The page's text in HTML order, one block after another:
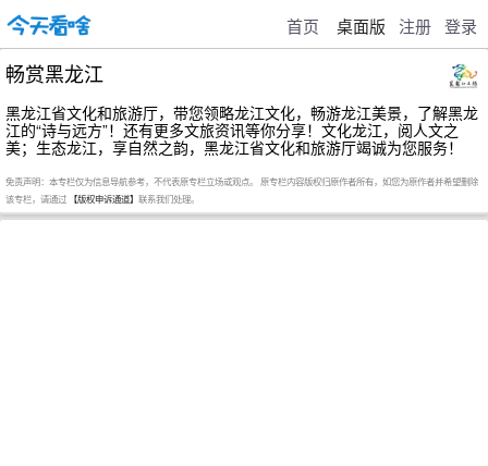
首页 桌面版 注册 登录
畅赏黑龙江
黑龙江省文化和旅游厅，带您领略龙江文化，畅游龙江美景，了解黑龙
江的“诗与远方”！还有更多文旅资讯等你分享！文化龙江，阅人文之
美；生态龙江，享自然之韵，黑龙江省文化和旅游厅竭诚为您服务！
免责声明：本专栏仅为信息导航参考，不代表原专栏立场或观点。 原专栏内容版权归原作者所有，如您为原作者并希望删除
该专栏，请通过 【版权申诉通道】 联系我们处理。